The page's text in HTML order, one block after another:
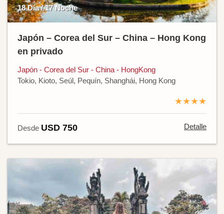
18 Día / 17 Noche
Japón – Corea del Sur – China – Hong Kong
en privado
Japón - Corea del Sur - China - HongKong
Tokio, Kioto, Seúl, Pequín, Shanghái, Hong Kong
★★★★
Desde USD 750 Detalle